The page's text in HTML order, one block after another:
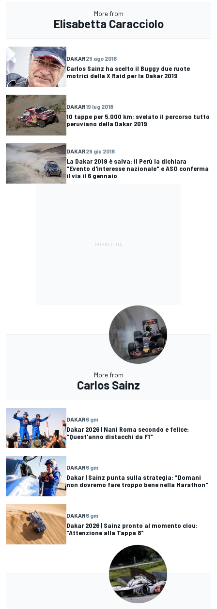
More from
Elisabetta Caracciolo
DAKAR29 ago 2018
Carlos Sainz ha scelto il Buggy due ruote
motrici della X Raid per la Dakar 2019
DAKAR19 lug 2018
10 tappe per 5.000 km: svelato il percorso tutto
peruviano della Dakar 2019
DAKAR29 giu 2018
La Dakar 2019 è salva: il Perù la dichiara
"Evento d'interesse nazionale" e ASO conferma
il via il 6 gennaio
More from
Carlos Sainz
DAKAR6 gm
Dakar 2026 | Nani Roma secondo e felice:
"Quest'anno distacchi da F1"
DAKAR6 gm
Dakar | Sainz punta sulla strategia: "Domani
non dovremo fare troppo bene nella Marathon"
DAKAR6 gm
Dakar 2026 | Sainz pronto al momento clou:
"Attenzione alla Tappa 8"